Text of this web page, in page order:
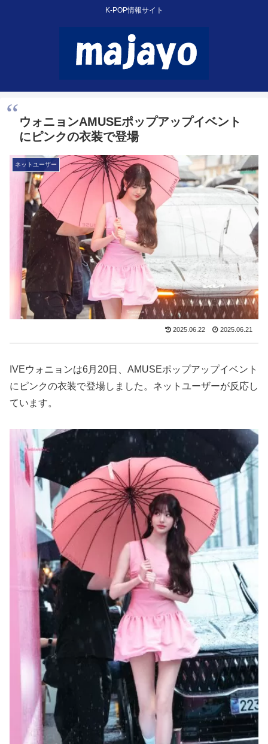
K-POP情報サイト
ウォニョンAMUSEポップアップイベント
にピンクの衣装で登場
ネットユーザー
2025.06.22 2025.06.21
IVEウォニョンは6月20日、AMUSEポップアップイベント
にピンクの衣装で登場しました。ネットユーザーが反応し
ています。